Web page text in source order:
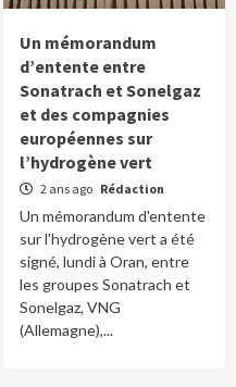
Un mémorandum
d’entente entre
Sonatrach et Sonelgaz
et des compagnies
européennes sur
l’hydrogène vert
2 ans ago Rédaction
Un mémorandum d'entente
sur l'hydrogène vert a été
signé, lundi à Oran, entre
les groupes Sonatrach et
Sonelgaz, VNG
(Allemagne),...